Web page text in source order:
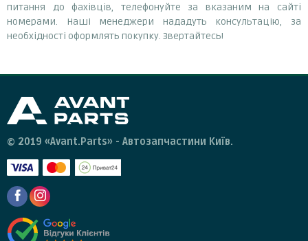
питання до фахівців, телефонуйте за вказаним на сайті
номерами. Наші менеджери нададуть консультацію, за
необхідності оформлять покупку. Звертайтесь!
© 2019 «Avant.Parts» - Автозапчастини Київ.